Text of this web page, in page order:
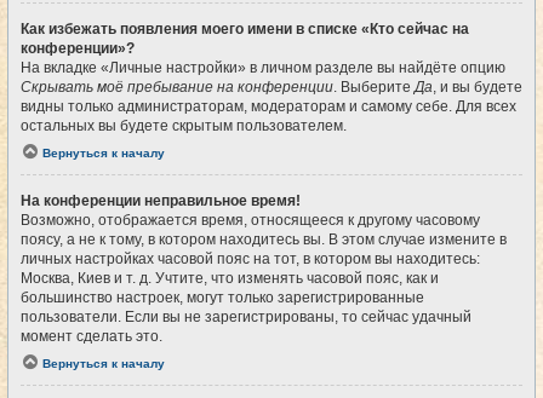
Как избежать появления моего имени в списке «Кто сейчас на
конференции»?
На вкладке «Личные настройки» в личном разделе вы найдёте опцию
Скрывать моё пребывание на конференции. ВыберитеДа, и вы будете
видны только администраторам, модераторам и самому себе. Для всех
остальных вы будете скрытым пользователем.
Вернуться к началу
На конференции неправильное время!
Возможно, отображается время, относящееся к другому часовому
поясу, а не к тому, в котором находитесь вы. В этом случае измените в
личных настройках часовой пояс на тот, в котором вы находитесь:
Москва, Киев и т. д. Учтите, что изменять часовой пояс, как и
большинство настроек, могут только зарегистрированные
пользователи. Если вы не зарегистрированы, то сейчас удачный
момент сделать это.
Вернуться к началу